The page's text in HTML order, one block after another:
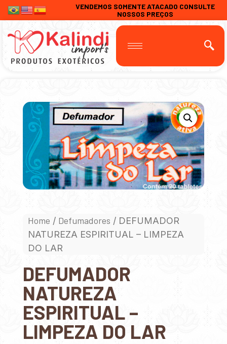
VENDEMOS SOMENTE ATACADO CONSULTE
NOSSOS PREÇOS
Home / Defumadores / DEFUMADOR
NATUREZA ESPIRITUAL – LIMPEZA
DO LAR
DEFUMADOR
NATUREZA
ESPIRITUAL –
LIMPEZA DO LAR